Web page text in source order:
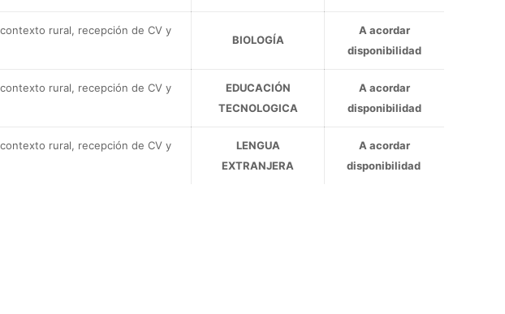
rural, recepción de CV y
BIOLOGÍA
A acordar
disponibilidad
rural, recepción de CV y
EDUCACIÓN
TECNOLOGICA
A acordar
disponibilidad
rural, recepción de CV y
LENGUA
EXTRANJERA
A acordar
disponibilidad